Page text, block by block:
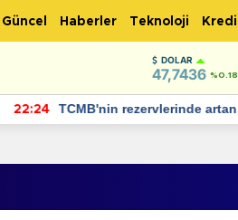
Güncel Haberler Teknoloji Kredi
DOLAR
47,7436 %0.18
22:24
TCMB'nin rezervlerinde artan
momentum devam ediyor